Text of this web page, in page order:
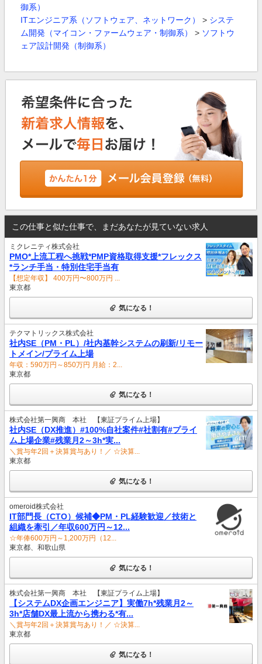
御系）
ITエンジニア系（ソフトウェア、ネットワーク）
> システ
ム開発（マイコン・ファームウェア・制御系）
> ソフトウ
ェア設計開発（制御系）
この仕事と似た仕事で、まだあなたが見ていない求人
ミクレニティ株式会社
PMO*上流工程へ挑戦*PMP資格取得支援*フレックス
*ランチ手当・特別住宅手当有
【想定年収】 400万円〜800万円 ...
東京都
気になる！
テクマトリックス株式会社
社内SE（PM・PL）/社内基幹システムの刷新/リモー
トメイン/プライム上場
年収：590万円～850万円 月給：2...
東京都
気になる！
株式会社第一興商 本社 【東証プライム上場】
社内SE（DX推進）#100%自社案件#社割有#プライ
ム上場企業#残業月2～3h*実...
＼賞与年2回＋決算賞与あり！／ ☆決算...
東京都
気になる！
omeroid株式会社
IT部門長（CTO）候補◆PM・PL経験歓迎／技術と
組織を牽引／年収600万円～12...
☆年俸600万円～1,200万円（12...
東京都、和歌山県
気になる！
株式会社第一興商 本社 【東証プライム上場】
【システムDX企画エンジニア】実働7h*残業月2～
3h*店舗DX最上流から携わる*有...
＼賞与年2回＋決算賞与あり！／ ☆決算...
東京都
気になる！